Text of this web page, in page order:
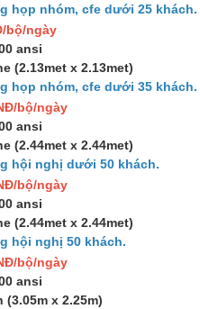
họp nhóm, cfe dưới 25 khách.
bộ/ngày
ansi
(2.13met x 2.13met)
họp nhóm, cfe dưới 35 khách.
bộ/ngày
ansi
(2.44met x 2.44met)
hội nghị dưới 50 khách.
bộ/ngày
ansi
(2.44met x 2.44met)
hội nghị 50 khách.
bộ/ngày
ansi
x 2.25m)